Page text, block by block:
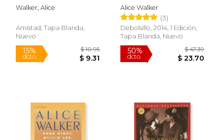
15%
dcto.
$ 21.00
$ 17.85
15%
dcto. $
beautiful (en Inglés)
Walker, Alice
Amistad, Tapa Blanda,
Nuevo
Alice Walker
(3)
Debolsillo, 2014, 1 Edición,
Tapa Blanda, Nuevo